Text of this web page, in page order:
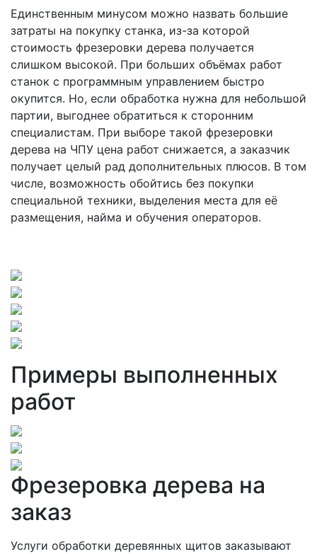
Единственным минусом можно назвать большие
затраты на покупку станка, из-за которой
стоимость фрезеровки дерева получается
слишком высокой. При больших объёмах работ
станок с программным управлением быстро
окупится. Но, если обработка нужна для небольшой
партии, выгоднее обратиться к сторонним
специалистам. При выборе такой фрезеровки
дерева на ЧПУ цена работ снижается, а заказчик
получает целый рад дополнительных плюсов. В том
числе, возможность обойтись без покупки
специальной техники, выделения места для её
размещения, найма и обучения операторов.
Примеры выполненных
работ
Фрезеровка дерева на
заказ
Услуги обработки деревянных щитов заказывают